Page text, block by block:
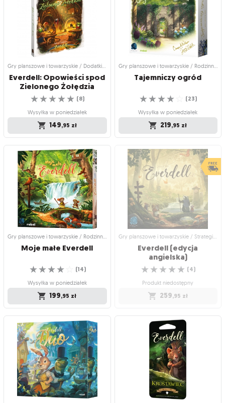
Solidne pudełko na całą kolekcję
Everdell
☆
☆
☆
☆
☆ (4)
Wysyłka w poniedziałek
Naklejki, żetony i wiele więcej!
☆
☆
☆
☆
☆ (4)
Wysyłka w poniedziałek
169 ,95 zł
Gry planszowe i towarzyskie / Dodatki do gier
Everdell: Opowieści spod
Zielonego Żołędzia
☆
☆
☆
☆
☆ (8)
Wysyłka w poniedziałek
149,95 zł
Gry planszowe i towarzyskie / Dodatki
do gier
Everdell: Opowieści spod
Zielonego Żołędzia
Opowieści z Everdell!
☆
☆
☆
☆
☆ (8)
Wysyłka w poniedziałek
149,95 zł
Gry planszowe i towarzyskie / Rodzinne gry planszowe
Tajemniczyogród
☆
☆
☆
☆ (23)
Wysyłka w poniedziałek
219,95 zł
Rodzinne gry planszowe
Tajemniczy ogród
Nowa gra twórcy Everdell!
☆
☆
☆
☆
☆ (23
Wysyłka w poniedziałek
219,95 zł
Gry planszowe i towarzyskie / Rodzinne gry planszowe
Moje małe Everdell
☆
☆
☆
☆ (14)
Wysyłka w poniedziałek
199,95 zł
Gry planszowe i towarzyskie /
Rodzinne gry planszowe
Moje małe Everdell
Zaproś dzieci do krainy Everdell!
☆
☆
☆
☆
☆ (14)
Wysyłka w poniedziałek
199,95 zł
Gry planszowe i towarzyskie / Strategiczne gry planszowe
Everdell (edycja
angielska)
☆
☆
☆
☆
☆ (4)
Produkt niedostępny
259,95 zł
Gry planszowe i towarzyskie /
Strategiczne gry planszowe
Everdell (edycja
angielska)
Rozwijaj swoją osadę w przeuroczej
krainie Everdell
☆
☆
☆
☆
Produkt niedostępny
259,95 zł